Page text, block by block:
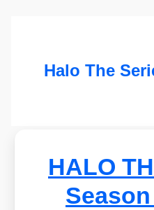
Halo The
HALO